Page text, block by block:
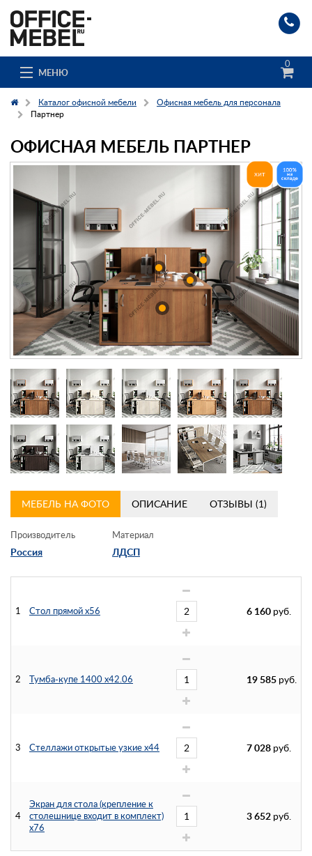
МЕНЮ
0
Каталог
Доставка и сборка
Гос. заказчикам
Клиенты
Заказ каталога
Контакты
Заказать обратный звонок
Каталог офисной мебели
Офисная мебель для персонала
Партнер
ОФИСНАЯ МЕБЕЛЬ ПАРТНЕР
МЕБЕЛЬ НА ФОТО ОПИСАНИЕ ОТЗЫВЫ (1)
Производитель
Россия
Материал
ЛДСП
1 Стол прямой х56 6 160 руб.
2 Тумба-купе 1400 х42.06 19 585 руб.
3 Стеллажи открытые узкие x44 7 028 руб.
4
Экран для стола (крепление к
столешнице входит в комплект)
х76
3 652 руб.